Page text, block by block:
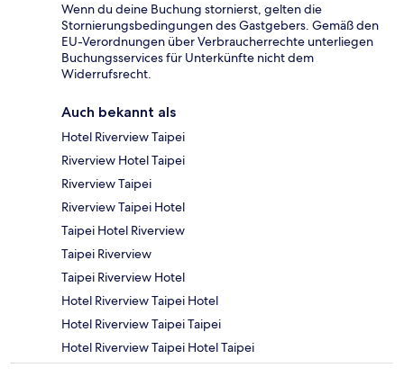
Wenn du deine Buchung stornierst, gelten die
Stornierungsbedingungen des Gastgebers. Gemäß den
EU-Verordnungen über Verbraucherrechte unterliegen
Buchungsservices für Unterkünfte nicht dem
Widerrufsrecht.
Auch bekannt als
Hotel Riverview Taipei
Riverview Hotel Taipei
Riverview Taipei
Riverview Taipei Hotel
Taipei Hotel Riverview
Taipei Riverview
Taipei Riverview Hotel
Hotel Riverview Taipei Hotel
Hotel Riverview Taipei Taipei
Hotel Riverview Taipei Hotel Taipei